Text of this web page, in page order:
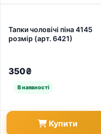
Тапки чоловічі піна 4145
розмір (арт. 6421)
350₴
Купити